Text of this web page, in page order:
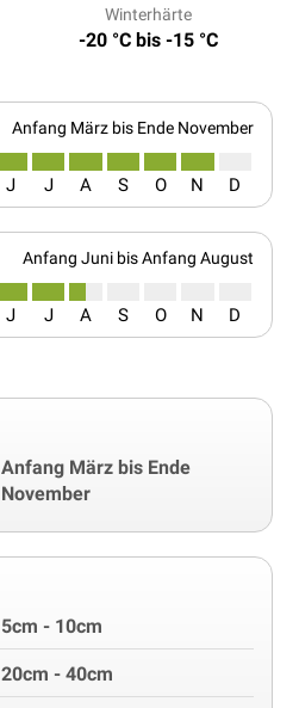
Winterhärte
-20 °C bis -15 °C
Anfang März bis Ende November
J J A S O N D
Anfang Juni bis Anfang August
J J A S O N D
Anfang März bis Ende
November
5cm - 10cm
20cm - 40cm